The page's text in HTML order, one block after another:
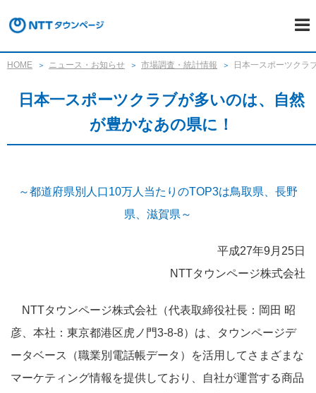
HOME ニュース・お知らせ 市場調査・統計情報 日本一スポーツクラ
日本一スポーツクラブが多いのは、自然
が豊かなあの県に！
～都道府県別人口10万人当たりのTOP3は鳥取県、長野
県、滋賀県～
平成27年9月25日
NTTタウンページ株式会社
NTTタウンページ株式会社（代表取締役社長：岡田 昭
彦、本社：東京都港区虎ノ門3-8-8）は、タウンページデ
ータベース（職業別電話帳データ）を活用してさまざまな
マーケティング情報を提供しており、自社が運営する商品